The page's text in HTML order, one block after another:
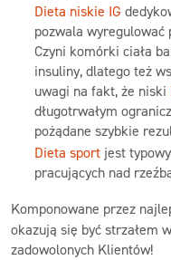
Dieta niskie IG
pozwala
Czyni komórki ciała
insuliny, dlatego też
uwagi na fakt, że niski
długotrwałym
pożądane szybkie
Dieta sport jest
pracujących nad
Komponowane przez
okazują się być strzałem
zadowolonych Klientów!